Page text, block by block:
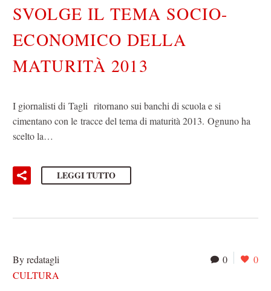
SVOLGE IL TEMA SOCIO-
ECONOMICO DELLA
MATURITÀ 2013
I giornalisti di Tagli ritornano sui banchi di scuola e si
cimentano con le tracce del tema di maturità 2013. Ognuno ha
scelto la…
LEGGI TUTTO
0 0
By redatagli
CULTURA